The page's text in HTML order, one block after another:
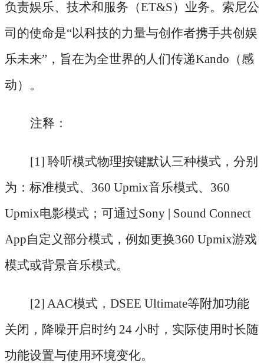
负责娱乐、技术和服务（ET&S）业务。索尼公
司的使命是“以科技的力量与创作者携手共创娱
乐未来”，旨在为全世界的人们传递Kando（感
动）。
注释：
[1] 聆听模式物理按键默认三种模式，分别
为：标准模式、360 Upmix音乐模式、360
Upmix电影模式；可通过Sony | Sound Connect
App自定义部分模式，例如更换360 Upmix游戏
模式或背景音乐模式。
[2] AAC模式，DSEE Ultimate等附加功能
关闭，降噪开启时约 24 小时，实际使用时长随
功能设置与使用环境变化。